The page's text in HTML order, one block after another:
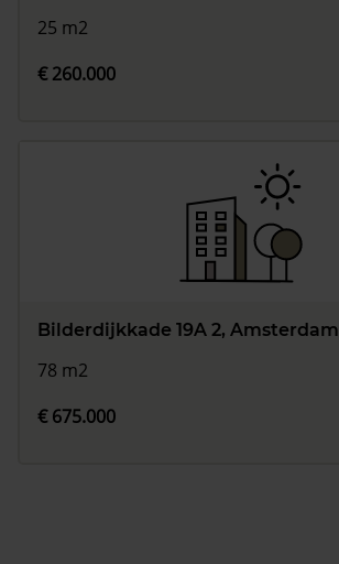
25 m2
€ 260.000
Bilderdijkkade 19A 2, Amsterdam
78 m2
€ 675.000